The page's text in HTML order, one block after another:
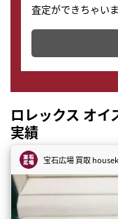
査定ができちゃい
どこからでもすぐ
ロレックス オ
実績
宝石広場 買取